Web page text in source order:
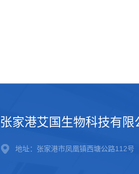
张家港艾国生物科技有限
地址：张家港市凤凰镇西塘公路112号